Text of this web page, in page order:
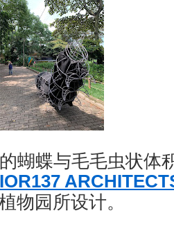
蝴蝶与毛毛虫状体
物园所设计。